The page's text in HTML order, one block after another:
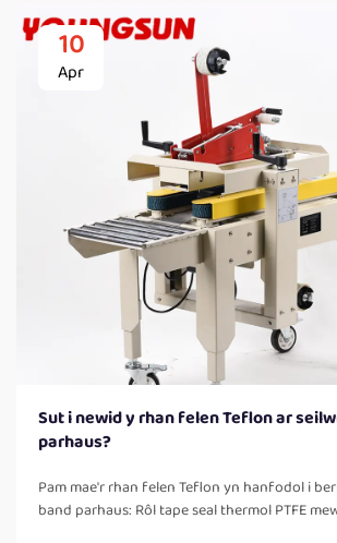
10
Apr
Sut i newid y rhan felen Teflon ar
parhaus?
Pam mae'r rhan felen Teflon yn hanfodol i
band parhaus: Rôl tape seal thermol PTFE